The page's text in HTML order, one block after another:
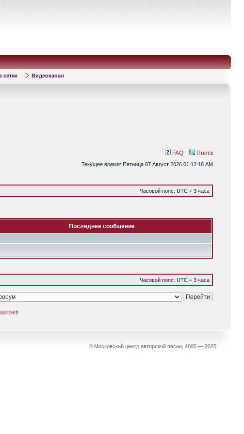
сетях Видеоканал
FAQ Поиск
Текущее время: Пятница 07 Август 2026 01:12:18 AM
Часовой пояс: UTC + 3 часа
Последнее сообщение
Часовой пояс: UTC + 3 часа
© Московский центр авторской песни, 2005 — 2025